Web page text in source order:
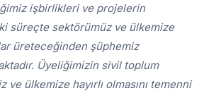
işbirlikleri ve projelerin
süreçte sektörümüz ve ülkemize
üreteceğinden şüphemiz
Üyeliğimizin sivil toplum
ve ülkemize hayırlı olmasını temenni